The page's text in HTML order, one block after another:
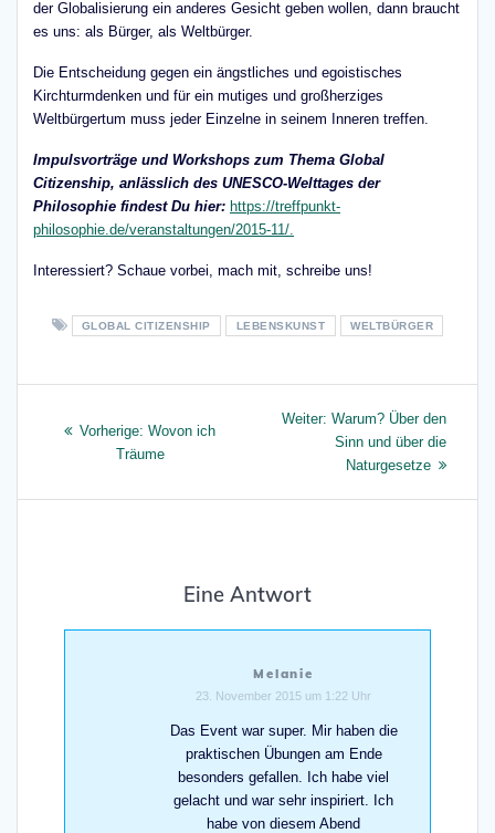
der Globalisierung ein anderes Gesicht geben wollen, dann braucht
es uns: als Bürger, als Weltbürger.
Die Entscheidung gegen ein ängstliches und egoistisches
Kirchturmdenken und für ein mutiges und großherziges
Weltbürgertum muss jeder Einzelne in seinem Inneren treffen.
Impulsvorträge und Workshops zum Thema Global
Citizenship, anlässlich des UNESCO-Welttages der
Philosophie findest Du hier: https://treffpunkt-
philosophie.de/veranstaltungen/2015-11/.
Interessiert? Schaue vorbei, mach mit, schreibe uns!
GLOBAL CITIZENSHIP LEBENSKUNST WELTBÜRGER
Beitragsnavigation
Vorherige: Vorheriger
Beitrag:
Wovon ich
Träume
Weiter: Nächster
Beitrag:
Warum? Über den
Sinn und über die
Naturgesetze
Eine Antwort
Melanie
23. November 2015 um 1:22 Uhr
Das Event war super. Mir haben die
praktischen Übungen am Ende
besonders gefallen. Ich habe viel
gelacht und war sehr inspiriert. Ich
habe von diesem Abend